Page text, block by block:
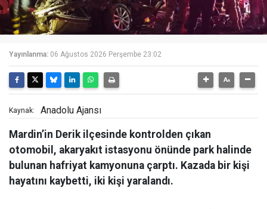
Yayınlanma: 06 Ağustos 2026 Perşembe 23:02
Kaynak: Anadolu Ajansı
Mardin’in Derik ilçesinde kontrolden çıkan
otomobil, akaryakıt istasyonu önünde park halinde
bulunan hafriyat kamyonuna çarptı. Kazada bir kişi
hayatını kaybetti, iki kişi yaralandı.